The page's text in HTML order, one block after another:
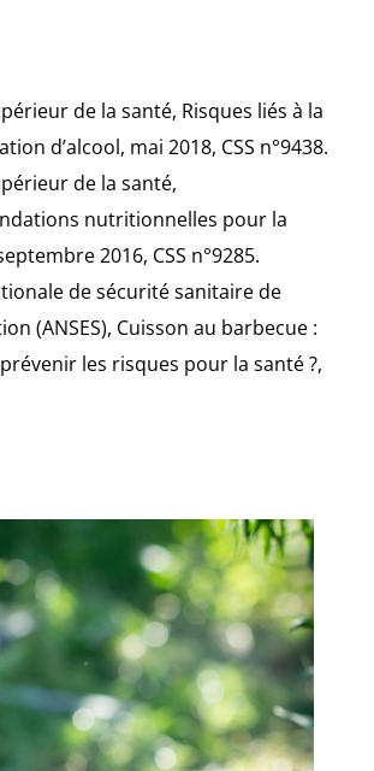
de la santé, Risques liés à la
d’alcool, mai 2018, CSS n°9438.
de la santé,
nutritionnelles pour la
2016, CSS n°9285.
de sécurité sanitaire de
(ANSES), Cuisson au barbecue :
les risques pour la santé ?,